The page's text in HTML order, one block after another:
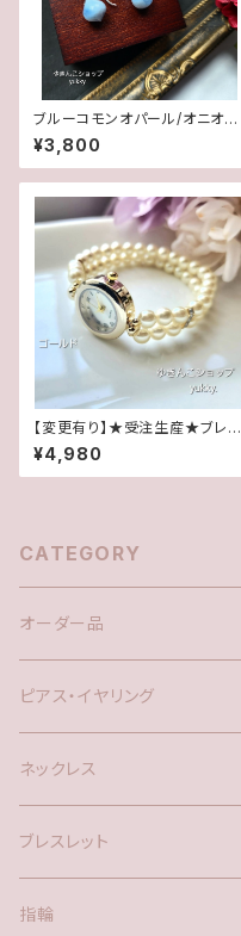
ブルーコモンオパール/オニオン
カット✽Silver925ピアス/イヤ
リング★
¥3,800
【変更有り】★受注生産★ブレス
腕時計(パール･クリーム系ゴー
ルド)･A
¥4,980
CATEGORY
オーダー品
ピアス・イヤリング
silver925
アメリカン
ポスト
ネックレス
ブレスレット
指輪